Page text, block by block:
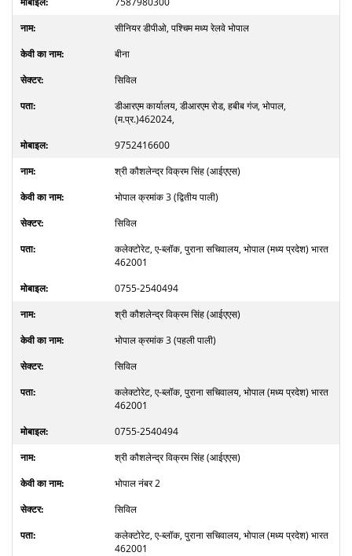
सीनियर डीपीओ, पश्चिम मध्य रेलवे भोपाल
बीना
सिविल
डीआरएम कार्यालय, डीआरएम रोड, हबीब गंज, भोपाल,
(म.प्र.)462024,
9752416600
श्री कौशलेन्द्र विक्रम सिंह (आईएएस)
भोपाल क्रमांक 3 (द्वितीय पाली)
सिविल
कलेक्टोरेट, ए-ब्लॉक, पुराना सचिवालय, भोपाल (मध्य प्रदेश) भारत
462001
0755-2540494
श्री कौशलेन्द्र विक्रम सिंह (आईएएस)
भोपाल क्रमांक 3 (पहली पाली)
सिविल
कलेक्टोरेट, ए-ब्लॉक, पुराना सचिवालय, भोपाल (मध्य प्रदेश) भारत
462001
0755-2540494
श्री कौशलेन्द्र विक्रम सिंह (आईएएस)
भोपाल नंबर 2
सिविल
कलेक्टोरेट, ए-ब्लॉक, पुराना सचिवालय, भोपाल (मध्य प्रदेश) भारत
462001